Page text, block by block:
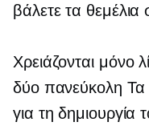
βάλετε τα θεμέλια
Χρειάζονται μόνο
δύο πανεύκολη Τα
για τη δημιουργία